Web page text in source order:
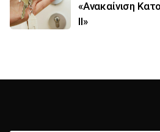
«Ανακαίνιση
ΙΙ»